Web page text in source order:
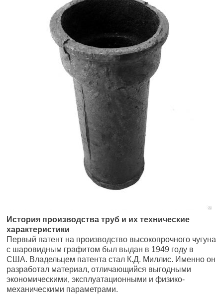
История производства труб и их технические
характеристики
Первый патент на производство высокопрочного чугуна
с шаровидным графитом был выдан в 1949 году в
США. Владельцем патента стал К.Д. Миллис. Именно он
разработал материал, отличающийся выгодными
экономическими, эксплуатационными и физико-
механическими параметрами.